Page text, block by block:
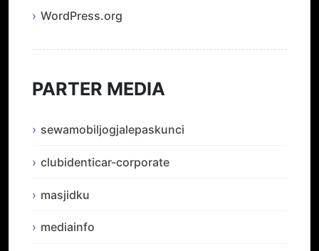
WordPress.org
PARTER MEDIA
sewamobiljogjalepaskunci
clubidenticar-corporate
masjidku
mediainfo